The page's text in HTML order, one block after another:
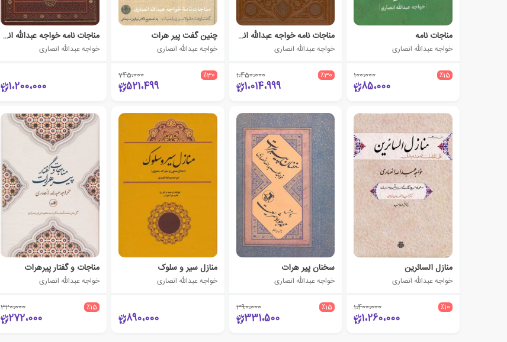
مناجات نامه
خواجه عبدالله انصاری
٪15 100،000
85،000
مناجات نامه خواجه عبدالله انصاری
خواجه عبدالله انصاری
٪30 1،450،000
1،014،999
چنین گفت پیر هرات
خواجه عبدالله انصاری
٪30 745،000
521،499
مناجات نامه خواجه عبدالله انصاری (چرم، قابدار)
خواجه عبدالله انصاری
1،200،000
منازل‏ السائرین
خواجه عبدالله انصاری
٪10 1،400،000
1،260،000
سخنان پیر هرات
خواجه عبدالله انصاری
٪15 390،000
331،500
منازل سیر و سلوک
خواجه عبدالله انصاری
890،000
مناجات و گفتار پیرهرات
خواجه عبدالله انصاری
٪15 320،000
272،000